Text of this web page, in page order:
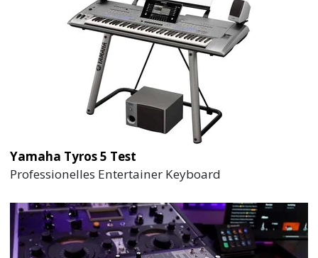
Yamaha Tyros 5 Test
Professionelles Entertainer Keyboard